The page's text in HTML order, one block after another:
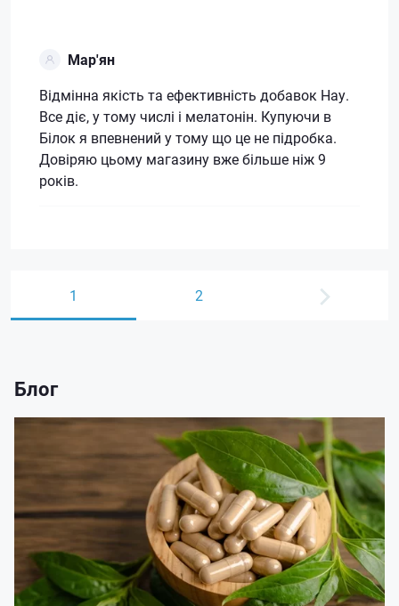
Мар'ян
Відмінна якість та ефективність добавок Нау.
Все діє, у тому числі і мелатонін. Купуючи в
Білок я впевнений у тому що це не підробка.
Довіряю цьому магазину вже більше ніж 9
років.
1 2
Блог